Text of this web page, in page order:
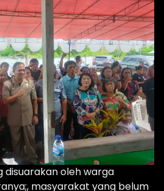
disuarakan oleh warga
masyarakat yang belum